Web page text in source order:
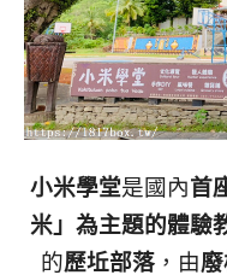
小米學堂是國內首
米」為主題的體驗
的歷坵部落 ，由